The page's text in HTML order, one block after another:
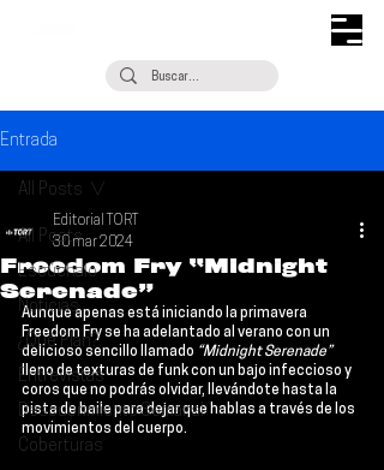
Entrada
All Posts
Escúchalo
Noticias
¿Qué Plan?
Entrevistas
Descubrimiento Semanal
Coberturas
All Posts
Freedom Fry “Midnight
Serenade”
Editorial TORT
30 mar 2024
Aunque apenas está iniciando la primavera
Freedom Fry se ha adelantado al verano con un
delicioso sencillo llamado “Midnight Serenade”
lleno de texturas de funk con un bajo infeccioso y
coros que no podrás olvidar, llevándote hasta la
pista de baile para dejar que hablas a través de los
movimientos del cuerpo.